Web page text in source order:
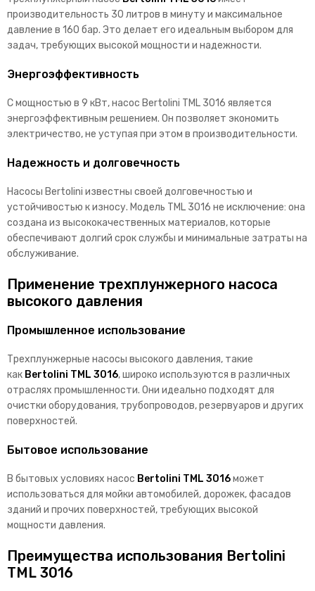
производительность 30 литров в минуту и максимальное
давление в 160 бар. Это делает его идеальным выбором для
задач, требующих высокой мощности и надежности.
Энергоэффективность
С мощностью в 9 кВт, насос Bertolini TML 3016 является
энергоэффективным решением. Он позволяет экономить
электричество, не уступая при этом в производительности.
Надежность и долговечность
Насосы Bertolini известны своей долговечностью и
устойчивостью к износу. Модель TML 3016 не исключение: она
создана из высококачественных материалов, которые
обеспечивают долгий срок службы и минимальные затраты на
обслуживание.
Применение трехплунжерного насоса
высокого давления
Промышленное использование
Трехплунжерные насосы высокого давления, такие
как Bertolini TML 3016, широко используются в различных
отраслях промышленности. Они идеально подходят для
очистки оборудования, трубопроводов, резервуаров и других
поверхностей.
Бытовое использование
В бытовых условиях насос Bertolini TML 3016может
использоваться для мойки автомобилей, дорожек, фасадов
зданий и прочих поверхностей, требующих высокой
мощности давления.
Преимущества использования Bertolini
TML 3016